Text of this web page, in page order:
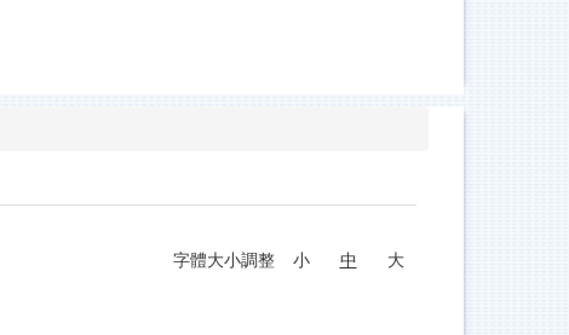
字體大小調整 小 中
大